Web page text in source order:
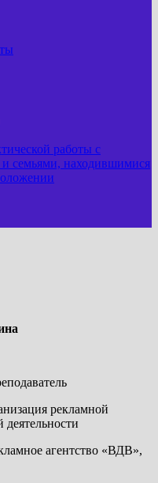
работы с
семьями, находившимися
рекламной
деятельности
агентство «ВДВ»,